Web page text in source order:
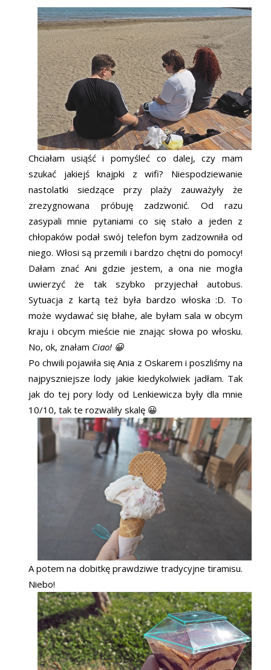
Chciałam usiąść i pomyśleć co dalej, czy mam
szukać jakiejś knajpki z wifi? Niespodziewanie
nastolatki siedzące przy plaży zauważyły że
zrezygnowana próbuję zadzwonić. Od razu
zasypali mnie pytaniami co się stało a jeden z
chłopaków podał swój telefon bym zadzowniła od
niego. Włosi są przemili i bardzo chętni do pomocy!
Dałam znać Ani gdzie jestem, a ona nie mogła
uwierzyć że tak szybko przyjechał autobus.
Sytuacja z kartą też była bardzo włoska :D. To
może wydawać się błahe, ale byłam sala w obcym
kraju i obcym mieście nie znając słowa po włosku.
No, ok, znałam Ciao! 😀
Po chwili pojawiła się Ania z Oskarem i poszliśmy na
najpyszniejsze lody jakie kiedykolwiek jadłam. Tak
jak do tej pory lody od Lenkiewicza były dla mnie
10/10, tak te rozwaliły skalę 😀
A potem na dobitkę prawdziwe tradycyjne tiramisu.
Niebo!